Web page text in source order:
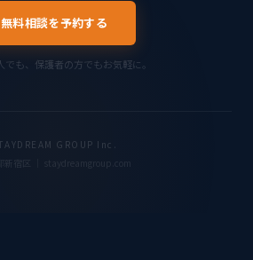
無料相談を予約する
でも、保護者の方でもお気軽に。
GROUP Inc.
新宿区 ｜ staydreamgroup.com